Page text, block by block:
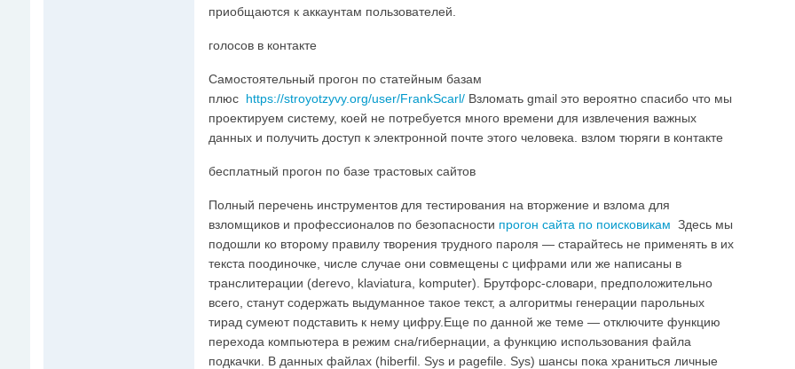
приобщаются к аккаунтам пользователей.
голосов в контакте
Самостоятельный прогон по статейным базам
плюс https://stroyotzyvy.org/user/FrankScarl/Взломать gmail это вероятно спасибо что мы
проектируем систему, коей не потребуется много времени для извлечения важных
данных и получить доступ к электронной почте этого человека. взлом тюряги в контакте
бесплатный прогон по базе трастовых сайтов
Полный перечень инструментов для тестирования на вторжение и взлома для
взломщиков и профессионалов по безопасности прогон сайта по поисковикам Здесь мы
подошли ко второму правилу творения трудного пароля — старайтесь не применять в их
текста поодиночке, числе случае они совмещены с цифрами или же написаны в
транслитерации (derevo, klaviatura, komputer). Брутфорс-словари, предположительно
всего, станут содержать выдуманное такое текст, а алгоритмы генерации парольных
тирад сумеют подставить к нему цифру.Еще по данной же теме — отключите функцию
перехода компьютера в режим сна/гибернации, а функцию использования файла
подкачки. В данных файлах (hiberfil. Sys и pagefile. Sys) шансы пока храниться личные